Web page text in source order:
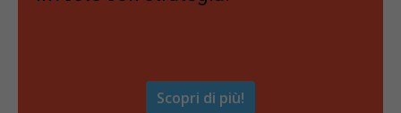
Scopri di più!